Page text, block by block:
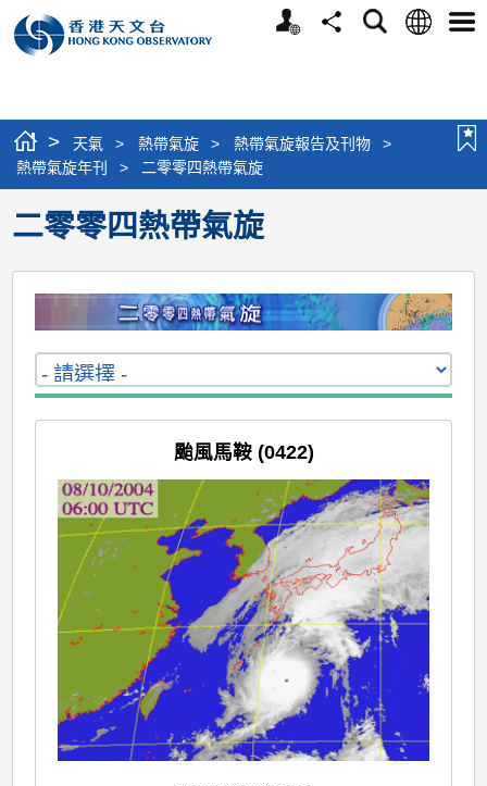
個
分
搜
語
選
> 天氣 > 熱帶氣旋 > 熱帶氣旋報告及刊物
>
熱帶氣旋年刊
> 二零零四熱帶氣旋
二零零四熱帶氣旋
颱風馬鞍 (0422)